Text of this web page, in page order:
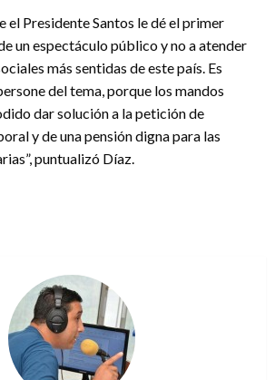
el Presidente Santos le dé el primer
un espectáculo público y no a atender
más sentidas de este país. Es
del tema, porque los mandos
dar solución a la petición de
y de una pensión digna para las
puntualizó Díaz.